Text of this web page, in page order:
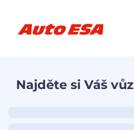
Najděte si Váš vůz